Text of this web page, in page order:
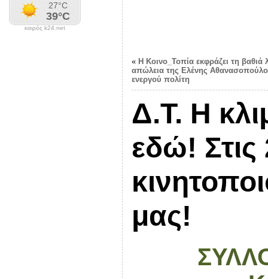
καιρός k24.net
« Η Κοινο_Τοπία εκφράζει τη βαθιά
απώλεια της Ελένης
ενεργού πολίτη
Δ.Τ. Η
εδώ!
μας!